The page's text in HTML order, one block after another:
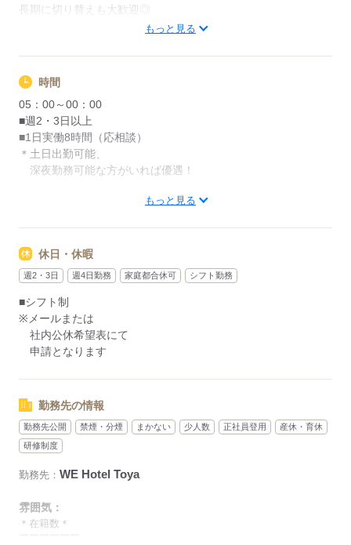
長期に切り替えも大歓迎◎
応募する
もっと見る
時間
05：00～00：00
■週2・3日以上
■1日実働8時間（応相談）
＊土日出勤可能、
深夜勤務可能な方がいれば優遇！
05：00～14：00
13：00～22：00
22：00～翌05：00
※13：00～翌8：00の通し勤務あり
（休憩2時間／仮眠時間あり）
※夜間は落ち着いた時間帯もあり、
応募する
もっと見る
休日・休暇
週2・3日 週4日勤務 家庭都合休可 シフト勤務
■シフト制
※メールまたは
社内公休希望表にて
申請となります
勤務先の情報
勤務先公開 禁煙・分煙 まかない 少人数 正社員登用
産休・育休
研修制度
勤務先： WE Hotel Toya
雰囲気：
＊在籍数＊